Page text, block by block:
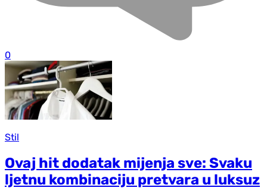
0
Stil
Ovaj hit dodatak mijenja sve: Svaku
ljetnu kombinaciju pretvara u luksuz